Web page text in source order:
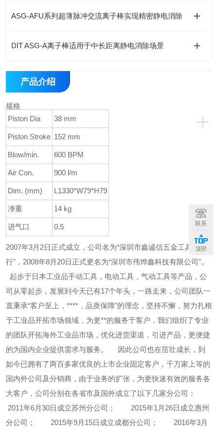
ASG-AFU系列超薄脉冲交流离子棒实现精密静电消除
DIT ASG-A离子棒适用于中长距离静电消除场景
产品介绍
规格
+
Piston Dia 38 mm
Piston Stroke 152 mm
Blow/min. 600 BPM
Air Con. 900 l/m
Dim. (mm) L1330*W79*H79
净重 14 kg
进气口 0.5
2007年3月2日正式成立，公司名为“深圳市鑫诚信五金工具商
行"，2008年8月20日正式更名为“深圳市伟烨鑫科技有限公司"。
起步于日本工业品手动工具，电动工具，气动工具等产品，公
司从零起步，发展到今天已有17个年头，一路走来，公司团队一
直秉承“客户至上，****，品质保障"的理念，坚持不懈，努力扎根
于工业品开拓市场领域，为更**的服务于客户，我们组织了专业
的团队开拓海外工业品市场，优化进货渠道，引进产品，更便捷
的为国内企业提供需求与服务。
因此公司也在茁壮成长，到
如今已拥有了两百多家优良的上市企业固定客户，千万家上等的
国内外公司及分销商，由于业务的扩张，为更快速有效的服务各
大客户，公司分别在各省市及国外成立了以下几家分公司：
2011年6月30日成立苏州分公司；
2015年1月26日成立惠州
分公司；
2015年9月15日成立成都分公司；
2016年3月
联系
顶部